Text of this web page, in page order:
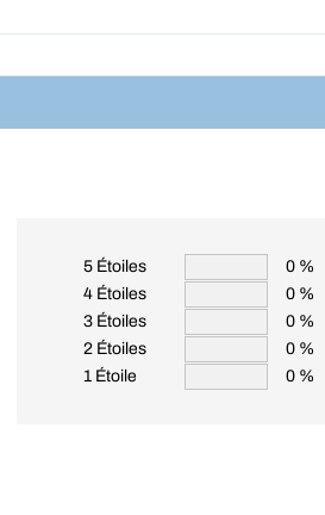
5 Étoiles
0 %
4 Étoiles
0 %
3 Étoiles
0 %
2 Étoiles
0 %
1 Étoile
0 %